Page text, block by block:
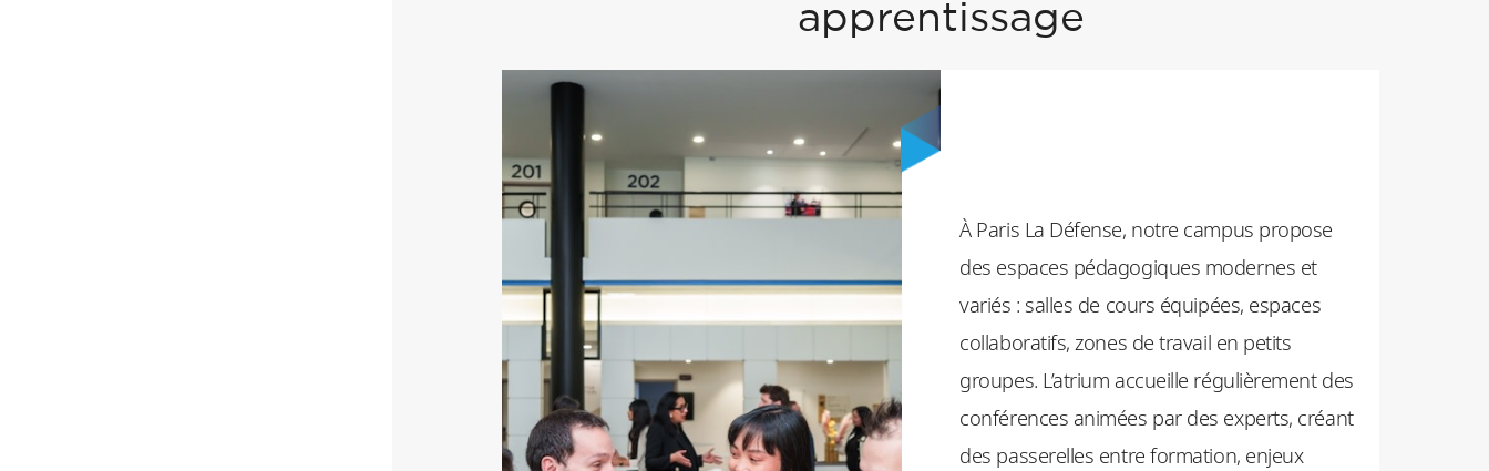
apprentissage
À Paris La Défense, notre campus propose
des espaces pédagogiques modernes et
variés : salles de cours équipées, espaces
collaboratifs, zones de travail en petits
groupes. L’atrium accueille régulièrement des
conférences animées par des experts, créant
des passerelles entre formation, enjeux